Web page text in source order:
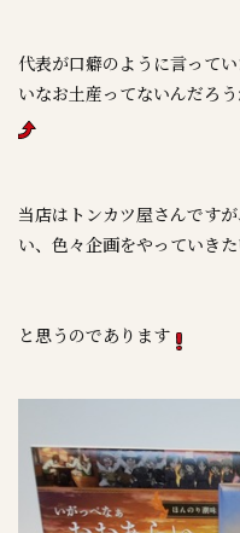
代表が口癖のように言って
いなお土産ってないんだろ
当店はトンカツ屋さんです
い、色々企画をやっていきた
と思うのであります